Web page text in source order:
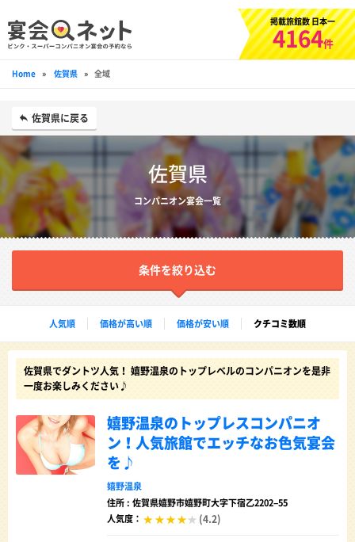
掲載旅館数 日本一
4164件
Home » 佐賀県 » 全域
佐賀県に戻る
佐賀県
コンパニオン宴会一覧
条件を絞り込む
人気順 価格が高い順 価格が安い順 クチコミ数順
佐賀県でダントツ人気！ 嬉野温泉のトップレベルのコンパニオンを是非
一度お楽しみください♪
嬉野温泉のトップレスコンパニオ
ン！人気旅館でエッチなお色気宴会
を♪
嬉野温泉
住所 : 佐賀県嬉野市嬉野町大字下宿乙2202−55
人気度：
(4.2)